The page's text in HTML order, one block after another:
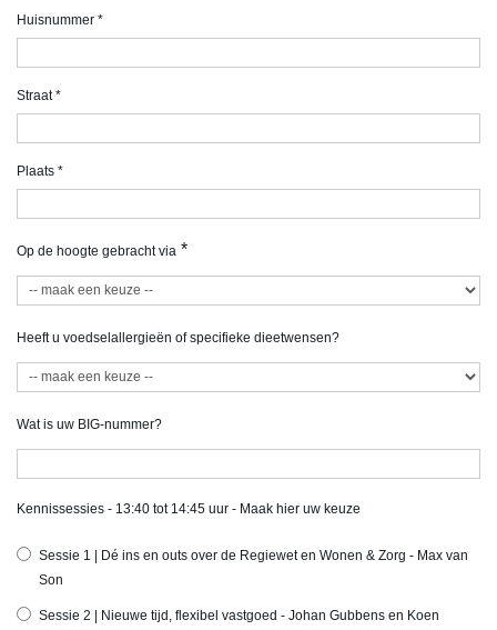
Huisnummer *
Straat*
Plaats *
Op de hoogte gebracht via *
Heeft u voedselallergieën of specifieke dieetwensen?
Wat is uw BIG-nummer?
Kennissessies - 13:40 tot 14:45 uur - Maak hier uw keuze
Sessie 1 | Dé ins en outs over de Regiewet en Wonen & Zorg - Max van
Son
Sessie 2 | Nieuwe tijd, flexibel vastgoed - Johan Gubbens en Koen